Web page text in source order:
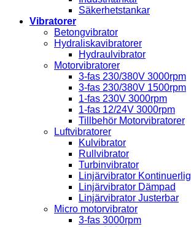
Säkerhetstankar
Vibratorer
Betongvibrator
Hydraliskavibratorer
Hydraulvibrator
Motorvibratorer
3-fas 230/380V 3000rpm
3-fas 230/380V 1500rpm
1-fas 230V 3000rpm
1-fas 12/24V 3000rpm
Tillbehör Motorvibratorer
Luftvibratorer
Kulvibrator
Rullvibrator
Turbinvibrator
Linjärvibrator Kontinuerlig
Linjärvibrator Dämpad
Linjärvibrator Justerbar
Micro motorvibrator
3-fas 3000rpm